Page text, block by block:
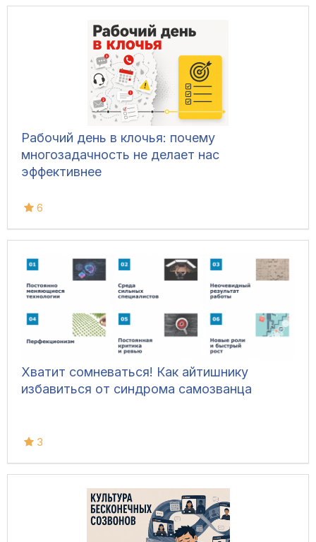
Рабочий день в клочья: почему
многозадачность не делает нас
эффективнее
6
Хватит сомневаться! Как айтишнику
избавиться от синдрома самозванца
3